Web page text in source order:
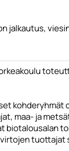
jalkautus,
maa- ja
biotalousalan
tuottajat